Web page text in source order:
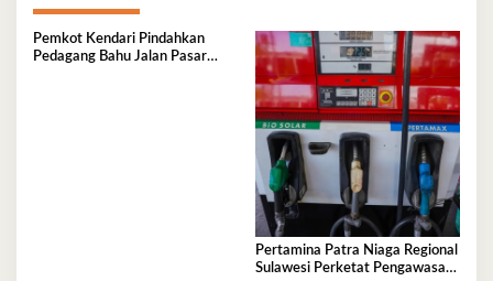
Pemkot Kendari Pindahkan
Pedagang Bahu Jalan Pasar
Pertamina Patra Niaga Regional
Sulawesi Perketat Pengawasan